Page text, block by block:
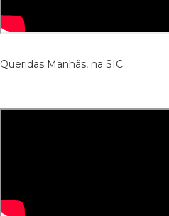
Queridas Manhãs, na SIC.